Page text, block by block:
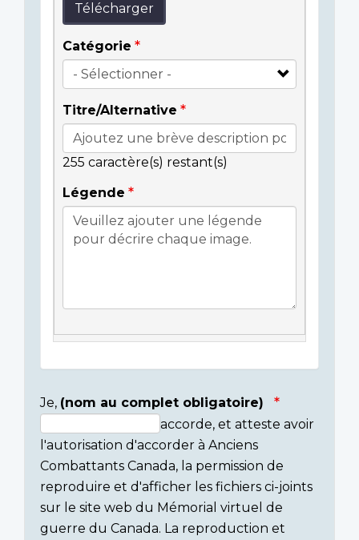
Télécharger
Catégorie
Titre/Alternative
255 caractère(s) restant(s)
Légende
Consent
section
Je, (nom au complet obligatoire)
accorde, et atteste avoir
l'autorisation d'accorder à Anciens
Combattants Canada, la permission de
reproduire et d'afficher les fichiers ci-joints
sur le site web du Mémorial virtuel de
guerre du Canada. La reproduction et